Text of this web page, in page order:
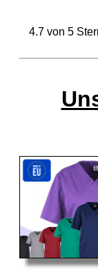
4.7von 5